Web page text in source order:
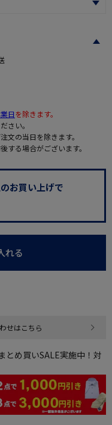
日を除きます。
さい。
文の当日を除きます。
る場合がございます。
お買い上げで
れる
せはこちら
め買いSALE実施中！対